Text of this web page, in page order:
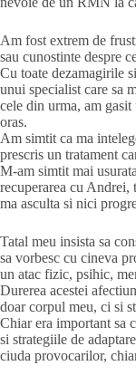
Am fost extrem de
sau cunostinte despre
Cu toate dezamagirile
unui specialist care sa
cele din urma, am
oras.
Am simtit ca ma
prescris un tratament
M-am simtit mai
recuperarea cu
ma asculta si nici
Tatal meu insista sa
sa vorbesc cu cineva
un atac fizic, psihic,
Durerea acestei
doar corpul meu, ci si
Chiar era important sa
si strategiile de
ciuda provocarilor,